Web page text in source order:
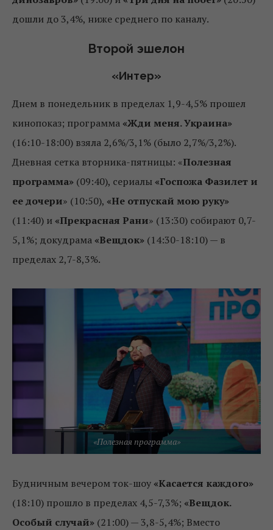
дошли до 3,4%, ниже среднего по каналу.
Второй эшелон
«Интер»
Днем в понедельник в пределах 1,9-4,5% прошел
кинопоказ; программа «Жди меня. Украина»
(16:10-18:00) взяла 2,6%/3,1% (было 2,7%/3,2%).
Дневная сетка вторника-пятницы: «Полезная
программа» (09:40), сериалы «Госпожа Фазилет и
ее дочери» (10:50), «Не отпускай мою руку»
(11:40) и «Прекрасная Рани» (13:30) собирают 0,7-
5,1%; докудрама «Вещдок» (14:30-18:10) — в
пределах 2,7-8,3%.
«Полезная программа»
Будничным вечером ток-шоу «Касается каждого»
(18:10) прошло в пределах 4,5-7,3%; «Вещдок.
Особый случай» (21:00) — 3,8-5,4%; Вместо